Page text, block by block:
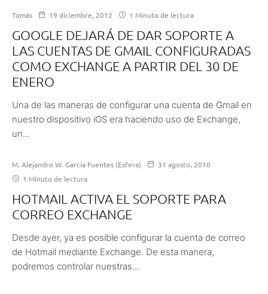
Tomás 19 diciembre, 2012 1 Minuto de lectura
GOOGLE DEJARÁ DE DAR SOPORTE A
LAS CUENTAS DE GMAIL CONFIGURADAS
COMO EXCHANGE A PARTIR DEL 30 DE
ENERO
Una de las maneras de configurar una cuenta de Gmail en
nuestro dispositivo iOS era haciendo uso de Exchange,
un...
M. Alejandro W. García Fuentes (Esfera)
31 agosto, 2010
1 Minuto de lectura
HOTMAIL ACTIVA EL SOPORTE PARA
CORREO EXCHANGE
Desde ayer, ya es posible configurar la cuenta de correo
de Hotmail mediante Exchange. De esta manera,
podremos controlar nuestras...